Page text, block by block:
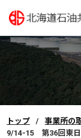
トップ 事業所の
9/14-15 第36回東日